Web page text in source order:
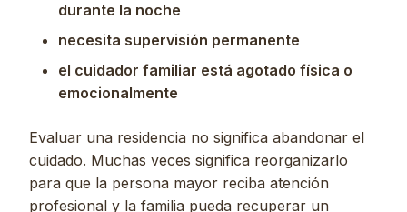
durante la noche
necesita supervisión permanente
el cuidador familiar está agotado física o
emocionalmente
Evaluar una residencia no significa abandonar el
cuidado. Muchas veces significa reorganizarlo
para que la persona mayor reciba atención
profesional y la familia pueda recuperar un